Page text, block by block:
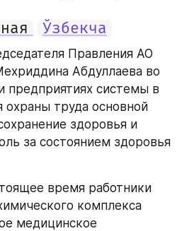
Ўзбекча
Правления АО
Абдуллаева во
предприятиях системы в
охраны труда основной
здоровья и
за состоянием здоровья
время работники
комплекса
медицинское